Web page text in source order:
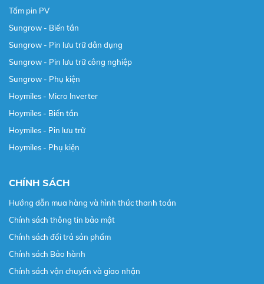
Tấm pin PV
Sungrow - Biến tần
Sungrow - Pin lưu trữ dân dụng
Sungrow - Pin lưu trữ công nghiệp
Sungrow - Phụ kiện
Hoymiles - Micro Inverter
Hoymiles - Biến tần
Hoymiles - Pin lưu trữ
Hoymiles - Phụ kiện
CHÍNH SÁCH
Hướng dẫn mua hàng và hình thức thanh toán
Chính sách thông tin bảo mật
Chính sách đổi trả sản phẩm
Chính sách Bảo hành
Chính sách vận chuyển và giao nhận